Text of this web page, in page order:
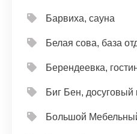
Барвиха, сауна
Белая сова, база
Берендеевка,
Биг Бен, досуговый
Большой